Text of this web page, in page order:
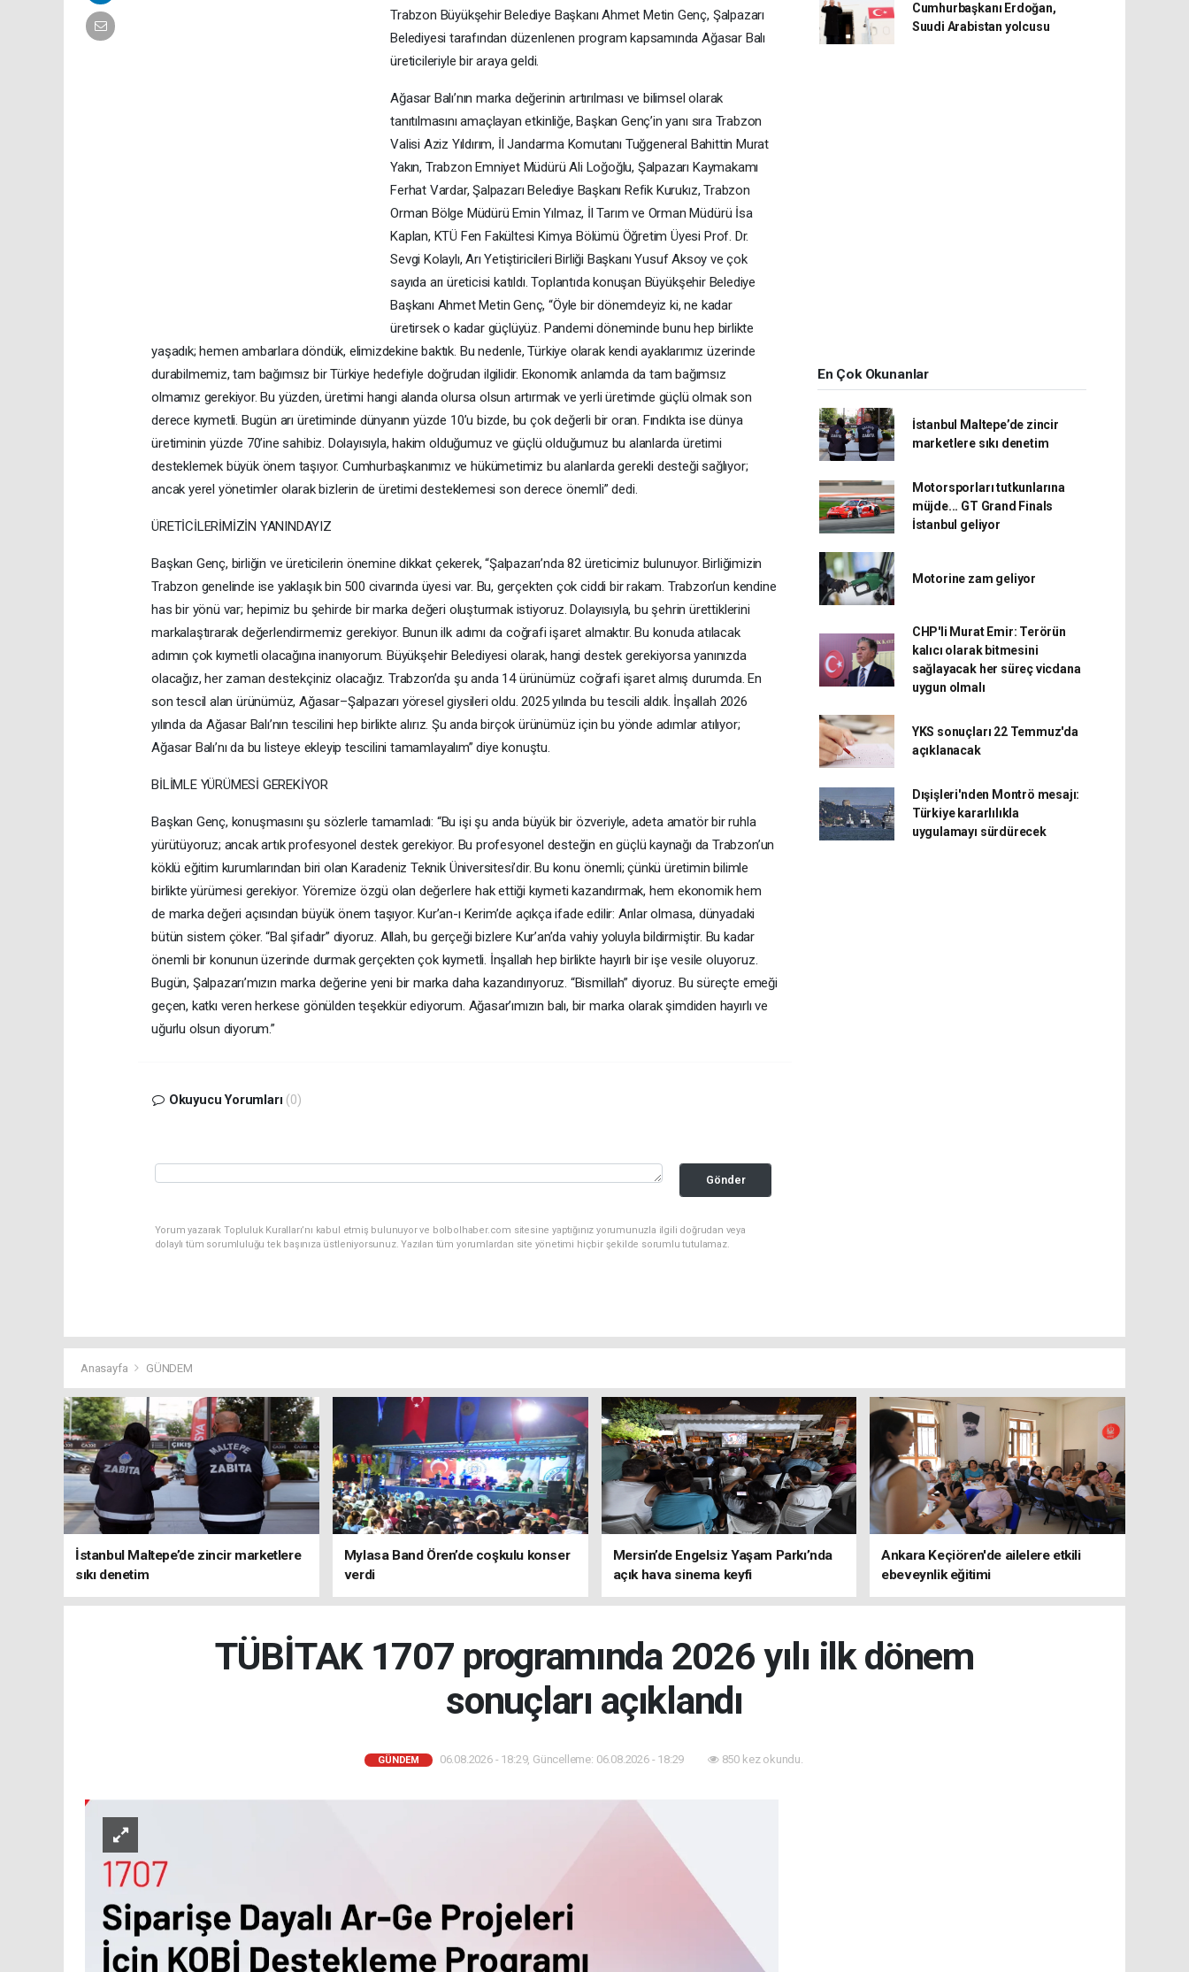
Trabzon Büyükşehir Belediye Başkanı Ahmet Metin Genç, Şalpazarı
Belediyesi tarafından düzenlenen program kapsamında Ağasar Balı
üreticileriyle bir araya geldi.
Ağasar Balı’nın marka değerinin artırılması ve bilimsel olarak
tanıtılmasını amaçlayan etkinliğe, Başkan Genç’in yanı sıra Trabzon
Valisi Aziz Yıldırım, İl Jandarma Komutanı Tuğgeneral Bahittin Murat
Yakın, Trabzon Emniyet Müdürü Ali Loğoğlu, Şalpazarı Kaymakamı
Ferhat Vardar, Şalpazarı Belediye Başkanı Refik Kurukız, Trabzon
Orman Bölge Müdürü Emin Yılmaz, İl Tarım ve Orman Müdürü İsa
Kaplan, KTÜ Fen Fakültesi Kimya Bölümü Öğretim Üyesi Prof. Dr.
Sevgi Kolaylı, Arı Yetiştiricileri Birliği Başkanı Yusuf Aksoy ve çok
sayıda arı üreticisi katıldı. Toplantıda konuşan Büyükşehir Belediye
Başkanı Ahmet Metin Genç, “Öyle bir dönemdeyiz ki, ne kadar
üretirsek o kadar güçlüyüz. Pandemi döneminde bunu hep birlikte
yaşadık; hemen ambarlara döndük, elimizdekine baktık. Bu nedenle, Türkiye olarak kendi ayaklarımız üzerinde
durabilmemiz, tam bağımsız bir Türkiye hedefiyle doğrudan ilgilidir. Ekonomik anlamda da tam bağımsız
olmamız gerekiyor. Bu yüzden, üretimi hangi alanda olursa olsun artırmak ve yerli üretimde güçlü olmak son
derece kıymetli. Bugün arı üretiminde dünyanın yüzde 10’u bizde, bu çok değerli bir oran. Fındıkta ise dünya
üretiminin yüzde 70’ine sahibiz. Dolayısıyla, hakim olduğumuz ve güçlü olduğumuz bu alanlarda üretimi
desteklemek büyük önem taşıyor. Cumhurbaşkanımız ve hükümetimiz bu alanlarda gerekli desteği sağlıyor;
ancak yerel yönetimler olarak bizlerin de üretimi desteklemesi son derece önemli” dedi.
ÜRETİCİLERİMİZİN YANINDAYIZ
Başkan Genç, birliğin ve üreticilerin önemine dikkat çekerek, “Şalpazarı’nda 82 üreticimiz bulunuyor. Birliğimizin
Trabzon genelinde ise yaklaşık bin 500 civarında üyesi var. Bu, gerçekten çok ciddi bir rakam. Trabzon’un kendine
has bir yönü var; hepimiz bu şehirde bir marka değeri oluşturmak istiyoruz. Dolayısıyla, bu şehrin ürettiklerini
markalaştırarak değerlendirmemiz gerekiyor. Bunun ilk adımı da coğrafi işaret almaktır. Bu konuda atılacak
adımın çok kıymetli olacağına inanıyorum. Büyükşehir Belediyesi olarak, hangi destek gerekiyorsa yanınızda
olacağız, her zaman destekçiniz olacağız. Trabzon’da şu anda 14 ürünümüz coğrafi işaret almış durumda. En
son tescil alan ürünümüz, Ağasar–Şalpazarı yöresel giysileri oldu. 2025 yılında bu tescili aldık. İnşallah 2026
yılında da Ağasar Balı’nın tescilini hep birlikte alırız. Şu anda birçok ürünümüz için bu yönde adımlar atılıyor;
Ağasar Balı’nı da bu listeye ekleyip tescilini tamamlayalım” diye konuştu.
BİLİMLE YÜRÜMESİ GEREKİYOR
Başkan Genç, konuşmasını şu sözlerle tamamladı: “Bu işi şu anda büyük bir özveriyle, adeta amatör bir ruhla
yürütüyoruz; ancak artık profesyonel destek gerekiyor. Bu profesyonel desteğin en güçlü kaynağı da Trabzon’un
köklü eğitim kurumlarından biri olan Karadeniz Teknik Üniversitesi’dir. Bu konu önemli; çünkü üretimin bilimle
birlikte yürümesi gerekiyor. Yöremize özgü olan değerlere hak ettiği kıymeti kazandırmak, hem ekonomik hem
de marka değeri açısından büyük önem taşıyor. Kur’an-ı Kerim’de açıkça ifade edilir: Arılar olmasa, dünyadaki
bütün sistem çöker. “Bal şifadır” diyoruz. Allah, bu gerçeği bizlere Kur’an’da vahiy yoluyla bildirmiştir. Bu kadar
önemli bir konunun üzerinde durmak gerçekten çok kıymetli. İnşallah hep birlikte hayırlı bir işe vesile oluyoruz.
Bugün, Şalpazarı’mızın marka değerine yeni bir marka daha kazandırıyoruz. “Bismillah” diyoruz. Bu süreçte emeği
geçen, katkı veren herkese gönülden teşekkür ediyorum. Ağasar’ımızın balı, bir marka olarak şimdiden hayırlı ve
uğurlu olsun diyorum.”
Okuyucu Yorumları (0)
Gönder
Yorum yazarak Topluluk Kuralları’nı kabul etmiş bulunuyor ve bolbolhaber.com sitesine yaptığınız yorumunuzla ilgili doğrudan veya
dolaylı tüm sorumluluğu tek başınıza üstleniyorsunuz. Yazılan tüm yorumlardan site yönetimi hiçbir şekilde sorumlu tutulamaz.
Cumhurbaşkanı Erdoğan,
Suudi Arabistan yolcusu
En Çok Okunanlar
İstanbul Maltepe’de zincir
marketlere sıkı denetim
Motorsporları tutkunlarına
müjde... GT Grand Finals
İstanbul geliyor
Motorine zam geliyor
CHP'li Murat Emir: Terörün
kalıcı olarak bitmesini
sağlayacak her süreç vicdana
uygun olmalı
YKS sonuçları 22 Temmuz'da
açıklanacak
Dışişleri'nden Montrö mesajı:
Türkiye kararlılıkla
uygulamayı sürdürecek
Anasayfa GÜNDEM
İstanbul Maltepe’de zincir marketlere
sıkı denetim
Mylasa Band Ören’de coşkulu konser
verdi
Mersin’de Engelsiz Yaşam Parkı’nda
açık hava sinema keyfi
Ankara Keçiören'de ailelere etkili
ebeveynlik eğitimi
TÜBİTAK 1707 programında 2026 yılı ilk dönem
sonuçları açıklandı
GÜNDEM 06.08.2026 - 18:29, Güncelleme: 06.08.2026 - 18:29 850 kez okundu.